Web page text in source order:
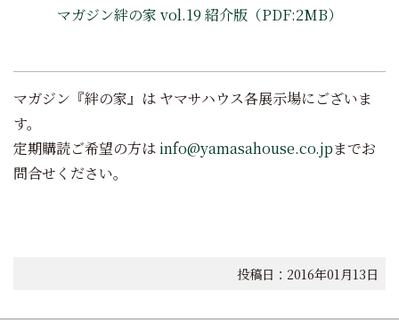
マガジン絆の家 vol.19 紹介版（PDF:2MB）
マガジン『絆の家』は ヤマサハウス各展示場にございま
す。
定期購読ご希望の方はinfo@yamasahouse.co.jpまでお
問合せください。
投稿日：2016年01月13日